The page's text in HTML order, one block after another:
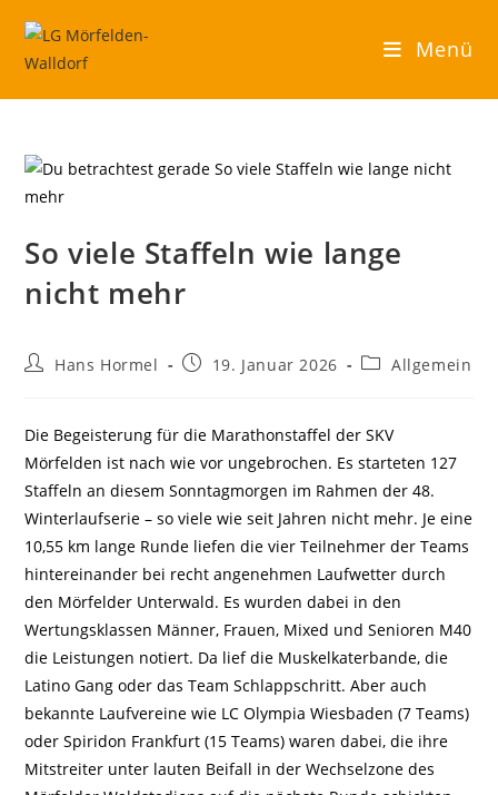
Inhalt
springen
Menü
So viele Staffeln wie lange
nicht mehr
Beitrags-
Hans Hormel
Beitrag19. Januar 2026
Beitrags-
Allgemein
Die Begeisterung für die Marathonstaffel der SKV
Mörfelden ist nach wie vor ungebrochen. Es starteten 127
Staffeln an diesem Sonntagmorgen im Rahmen der 48.
Winterlaufserie – so viele wie seit Jahren nicht mehr. Je eine
10,55 km lange Runde liefen die vier Teilnehmer der Teams
hintereinander bei recht angenehmen Laufwetter durch
den Mörfelder Unterwald. Es wurden dabei in den
Wertungsklassen Männer, Frauen, Mixed und Senioren M40
die Leistungen notiert. Da lief die Muskelkaterbande, die
Latino Gang oder das Team Schlappschritt. Aber auch
bekannte Laufvereine wie LC Olympia Wiesbaden (7 Teams)
oder Spiridon Frankfurt (15 Teams) waren dabei, die ihre
Mitstreiter unter lauten Beifall in der Wechselzone des